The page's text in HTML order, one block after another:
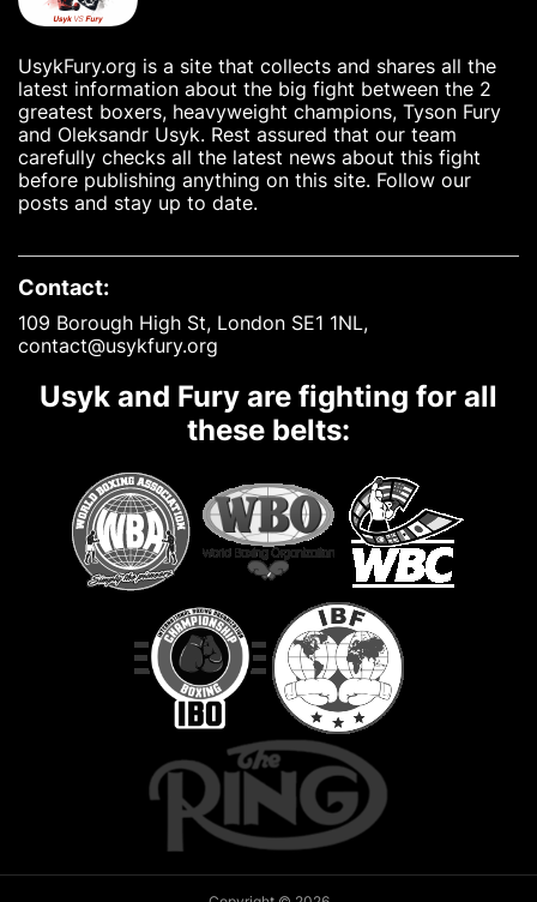
UsykFury.org is a site that collects and shares all the
latest information about the big fight between the 2
greatest boxers, heavyweight champions, Tyson Fury
and Oleksandr Usyk. Rest assured that our team
carefully checks all the latest news about this fight
before publishing anything on this site. Follow our
posts and stay up to date.
Contact:
109 Borough High St, London SE1 1NL,
contact@usykfury.org
Usyk and Fury are fighting for all
these belts: